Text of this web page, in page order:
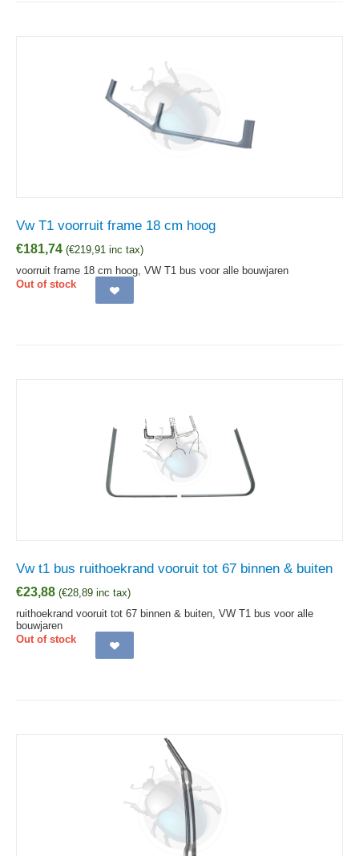
Vw T1 voorruit frame 18 cm hoog
€181,74 (€219,91 inc tax)
voorruit frame 18 cm hoog, VW T1 bus voor alle bouwjaren
Out of stock
Vw t1 bus ruithoekrand vooruit tot 67 binnen & buiten
€23,88 (€28,89 inc tax)
ruithoekrand vooruit tot 67 binnen & buiten, VW T1 bus voor alle
bouwjaren
Out of stock